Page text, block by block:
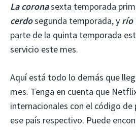
La coronasexta temporada
cerdosegunda temporada, y río
parte de la quinta temporada
servicio este mes.
Aquí está todo lo demás que
mes. Tenga en cuenta que
internacionales con el código
ese país respectivo. Puede